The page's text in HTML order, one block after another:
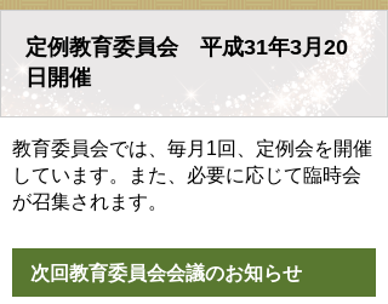
定例教育委員会 平成31年3月20
日開催
教育委員会では、毎月1回、定例会を開催
しています。また、必要に応じて臨時会
が召集されます。
次回教育委員会会議のお知らせ